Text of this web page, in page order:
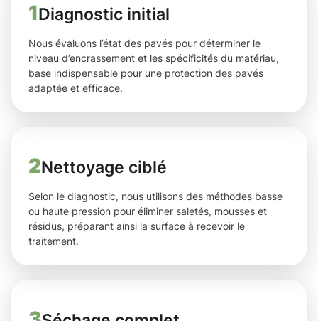
1Diagnostic initial
Nous évaluons l’état des pavés pour déterminer le
niveau d’encrassement et les spécificités du matériau,
base indispensable pour une protection des pavés
adaptée et efficace.
2Nettoyage ciblé
Selon le diagnostic, nous utilisons des méthodes basse
ou haute pression pour éliminer saletés, mousses et
résidus, préparant ainsi la surface à recevoir le
traitement.